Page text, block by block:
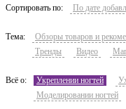
Сортировать по: По дате
Тема: Обзоры товаров и
Тренды
Видео
Всё о: Укреплении ногтей
Моделировании ногтей